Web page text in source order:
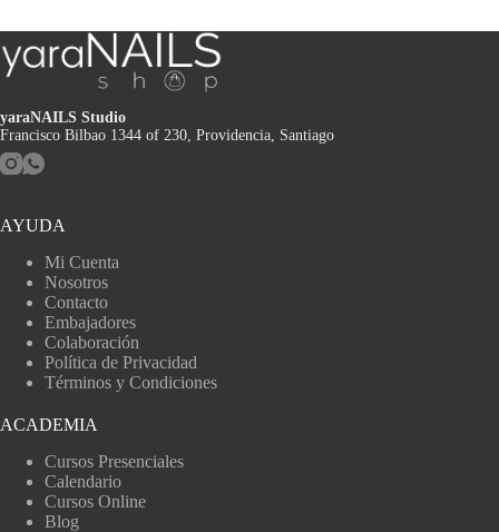
yaraNAILS Studio
Francisco Bilbao 1344 of 230, Providencia, Santiago
AYUDA
Mi Cuenta
Nosotros
Contacto
Embajadores
Colaboración
Política de Privacidad
Términos y Condiciones
ACADEMIA
Cursos Presenciales
Calendario
Cursos Online
Blog